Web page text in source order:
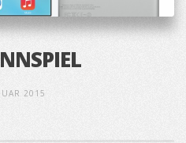
2015